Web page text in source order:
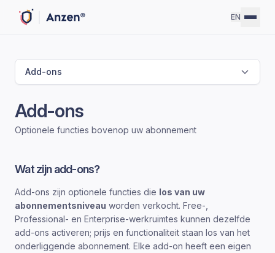
EN
Add-ons
Add-ons
Optionele functies bovenop uw abonnement
Wat zijn add-ons?
Add-ons zijn optionele functies die los van uw
abonnementsniveau worden verkocht. Free-,
Professional- en Enterprise-werkruimtes kunnen dezelfde
add-ons activeren; prijs en functionaliteit staan los van het
onderliggende abonnement. Elke add-on heeft een eigen